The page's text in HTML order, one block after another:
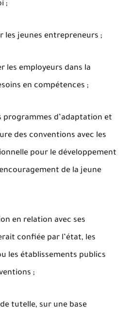
;
les jeunes entrepreneurs ;
les employeurs dans la
en compétences ;
programmes d’adaptation et
des conventions avec les
pour le développement
de la jeune
en relation avec ses
confiée par l’état, les
les établissements publics
;
tutelle, sur une base